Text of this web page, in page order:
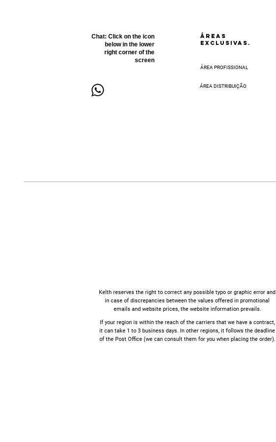
Chat: Click on the icon
below in the lower
right corner of the
screen
ÁREAS
EXCLUSIVAS.
ÁREA PROFISSIONAL
ÁREA DISTRIBUIÇÃO
Kelth reserves the right to correct any possible typo or graphic error and
in case of discrepancies between the values ​​offered in promotional
emails and website prices, the website information prevails.
If your region is within the reach of the carriers that we have a contract,
it can take 1 to 3 business days. In other regions, it follows the deadline
of the Post Office (we can consult them for you when placing the order).